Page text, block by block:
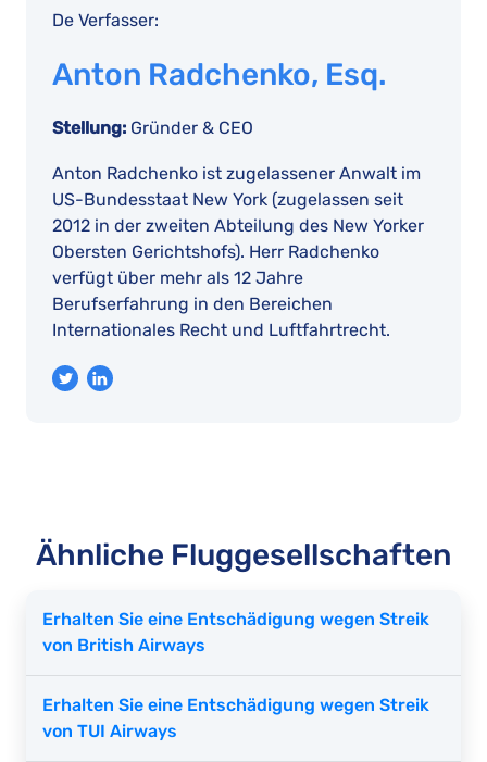
De Verfasser:
Anton Radchenko, Esq.
Stellung: Gründer & CEO
Anton Radchenko ist zugelassener Anwalt im
US-Bundesstaat New York (zugelassen seit
2012 in der zweiten Abteilung des New Yorker
Obersten Gerichtshofs). Herr Radchenko
verfügt über mehr als 12 Jahre
Berufserfahrung in den Bereichen
Internationales Recht und Luftfahrtrecht.
Ähnliche Fluggesellschaften
Erhalten Sie eine Entschädigung wegen Streik
von British Airways
Erhalten Sie eine Entschädigung wegen Streik
von TUI Airways